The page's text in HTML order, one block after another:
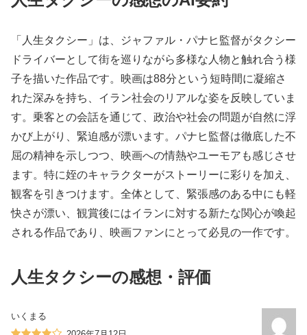
「人生タクシー」は、ジャファル・パナヒ監督がタクシー
ドライバーとして街を巡りながら多様な人物と触れ合う様
子を描いた作品です。映画は88分という短時間に凝縮さ
れた深みを持ち、イラン社会のリアルな姿を反映していま
す。乗客との会話を通じて、政治や社会の問題が自然に浮
かび上がり、緊迫感が漂います。パナヒ監督は徹底した不
屈の精神を示しつつ、映画への情熱やユーモアも感じさせ
ます。特に姪のキャラクターがストーリーに彩りを加え、
観客を引きつけます。全体として、緊張感のある中にも軽
快さが漂い、観賞後にはイランに対する新たな関心が喚起
される作品であり、映画ファンにとって必見の一作です。
人生タクシーの感想・評価
いくまる